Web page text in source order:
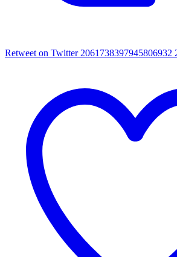
Retweet on Twitter 2061738397945806932